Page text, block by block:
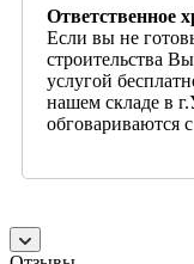
Ответственное
Если вы не
строительства
услугой
нашем складе в
обговариваются